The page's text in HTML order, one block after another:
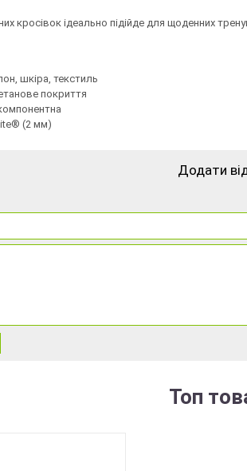
кросівок ідеально підійде для щоденних
шкіра, текстиль
покриття
(2 мм)
Додати
Топ